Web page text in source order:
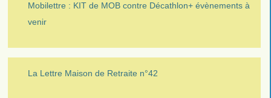
Mobilettre : KIT de MOB contre Décathlon+ évènements à
venir
La Lettre Maison de Retraite n°42